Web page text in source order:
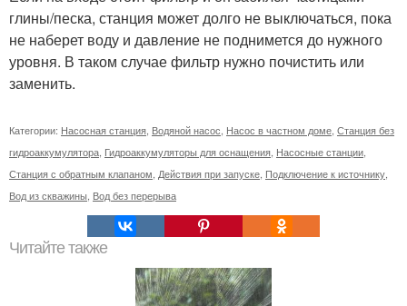
глины/песка, станция может долго не выключаться, пока
не наберет воду и давление не поднимется до нужного
уровня. В таком случае фильтр нужно почистить или
заменить.
Категории: Насосная станция, Водяной насос, Насос в частном доме, Станция без
гидроаккумулятора, Гидроаккумуляторы для оснащения, Насосные станции,
Станция с обратным клапаном, Действия при запуске, Подключение к источнику,
Вод из скважины, Вод без перерыва
Читайте также